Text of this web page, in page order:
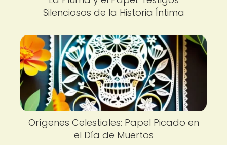
Silenciosos de la Historia Íntima
Orígenes Celestiales: Papel Picado en
el Día de Muertos